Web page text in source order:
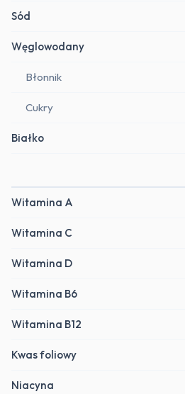
Sód
Węglowodany
Błonnik
Cukry
Białko
Witamina A
Witamina C
Witamina D
Witamina B6
Witamina B12
Kwas foliowy
Niacyna